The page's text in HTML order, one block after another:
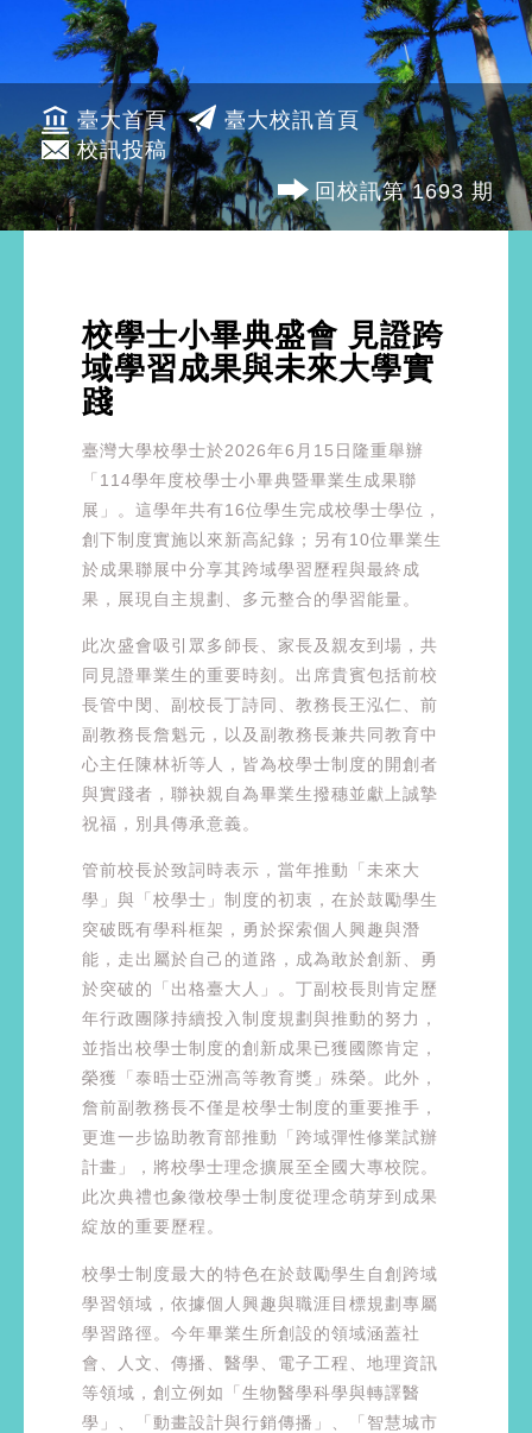
臺大首頁
臺大校訊首頁
校訊投稿
回校訊第 1693 期
校學士小畢典盛會 見證跨
域學習成果與未來大學實
踐
臺灣大學校學士於2026年6月15日隆重舉辦
「114學年度校學士小畢典暨畢業生成果聯
展」。這學年共有16位學生完成校學士學位，
創下制度實施以來新高紀錄；另有10位畢業生
於成果聯展中分享其跨域學習歷程與最終成
果，展現自主規劃、多元整合的學習能量。
此次盛會吸引眾多師長、家長及親友到場，共
同見證畢業生的重要時刻。出席貴賓包括前校
長管中閔、副校長丁詩同、教務長王泓仁、前
副教務長詹魁元，以及副教務長兼共同教育中
心主任陳林祈等人，皆為校學士制度的開創者
與實踐者，聯袂親自為畢業生撥穗並獻上誠摯
祝福，別具傳承意義。
管前校長於致詞時表示，當年推動「未來大
學」與「校學士」制度的初衷，在於鼓勵學生
突破既有學科框架，勇於探索個人興趣與潛
能，走出屬於自己的道路，成為敢於創新、勇
於突破的「出格臺大人」。丁副校長則肯定歷
年行政團隊持續投入制度規劃與推動的努力，
並指出校學士制度的創新成果已獲國際肯定，
榮獲「泰晤士亞洲高等教育獎」殊榮。此外，
詹前副教務長不僅是校學士制度的重要推手，
更進一步協助教育部推動「跨域彈性修業試辦
計畫」，將校學士理念擴展至全國大專校院。
此次典禮也象徵校學士制度從理念萌芽到成果
綻放的重要歷程。
校學士制度最大的特色在於鼓勵學生自創跨域
學習領域，依據個人興趣與職涯目標規劃專屬
學習路徑。今年畢業生所創設的領域涵蓋社
會、人文、傳播、醫學、電子工程、地理資訊
等領域，創立例如「生物醫學科學與轉譯醫
學」、「動畫設計與行銷傳播」、「智慧城市